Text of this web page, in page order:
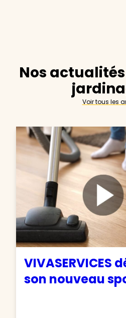
Nos
Voir tous les
VIVASERVICES
son nouveau